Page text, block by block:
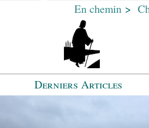
En chemin >
Derniers Articles